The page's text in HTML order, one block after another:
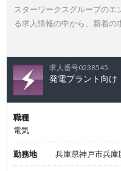
スターワークスグループの
る求人情報の中から、新着の
求人番号0238545
発電プラント向け
職種
電気
勤務地 兵庫県神戸市兵庫